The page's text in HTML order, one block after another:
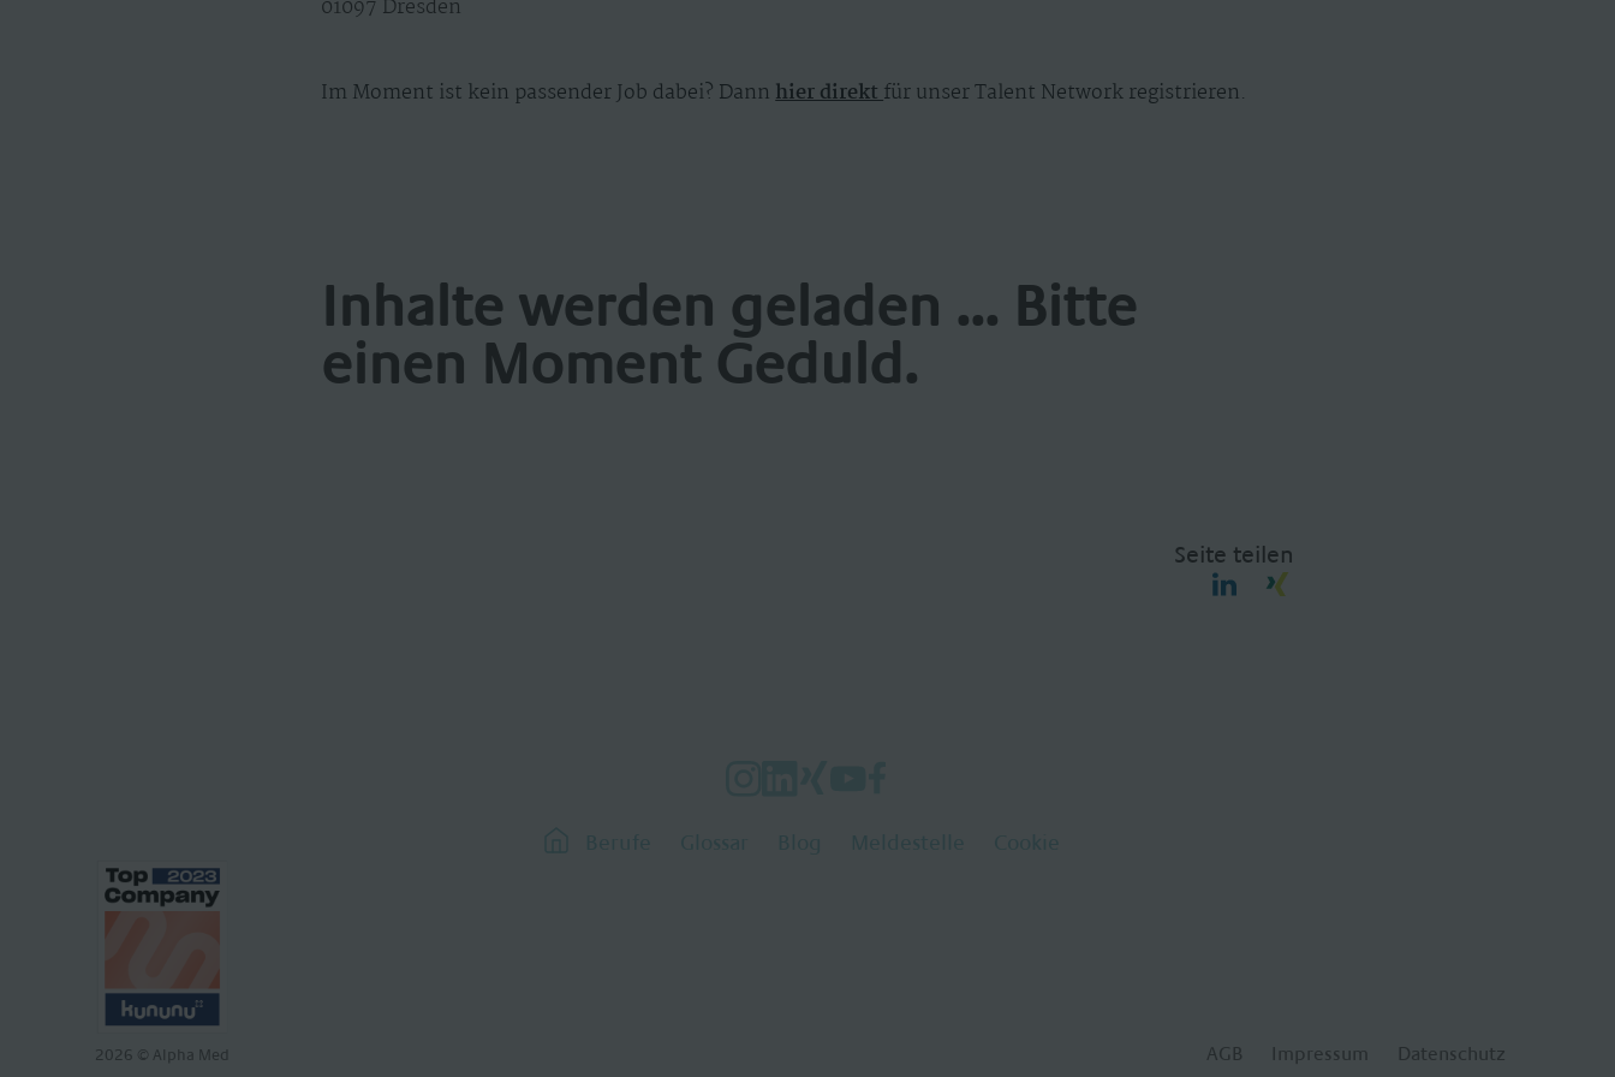
01097 Dresden
Im Moment ist kein passender Job dabei? Dannhier direktfür unser Talent Network registrieren.
Inhalte werden geladen ... Bitte
einen Moment Geduld.
Seite teilen
2026 © Alpha Med AGB Impressum Datenschutz